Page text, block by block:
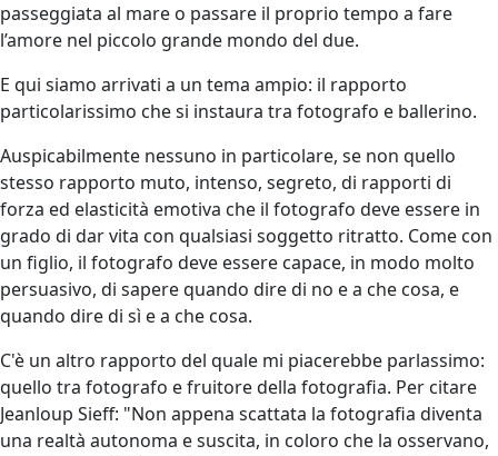
passeggiata al mare o passare il proprio tempo a fare
l’amore nel piccolo grande mondo del due.
E qui siamo arrivati a un tema ampio: il rapporto
particolarissimo che si instaura tra fotografo e ballerino.
Auspicabilmente nessuno in particolare, se non quello
stesso rapporto muto, intenso, segreto, di rapporti di
forza ed elasticità emotiva che il fotografo deve essere in
grado di dar vita con qualsiasi soggetto ritratto. Come con
un figlio, il fotografo deve essere capace, in modo molto
persuasivo, di sapere quando dire di no e a che cosa, e
quando dire di sì e a che cosa.
C'è un altro rapporto del quale mi piacerebbe parlassimo:
quello tra fotografo e fruitore della fotografia. Per citare
Jeanloup Sieff: "Non appena scattata la fotografia diventa
una realtà autonoma e suscita, in coloro che la osservano,